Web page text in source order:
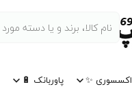
اکسسوری ✨ پاوربانک 🔋